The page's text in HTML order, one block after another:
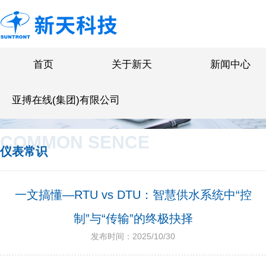
首页 关于新天 新闻中心
亚搏在线(集团)有限公司
COMMON SENCE
仪表常识
一文搞懂—RTU vs DTU：智慧供水系统中“控
制”与“传输”的终极抉择
发布时间：2025/10/30